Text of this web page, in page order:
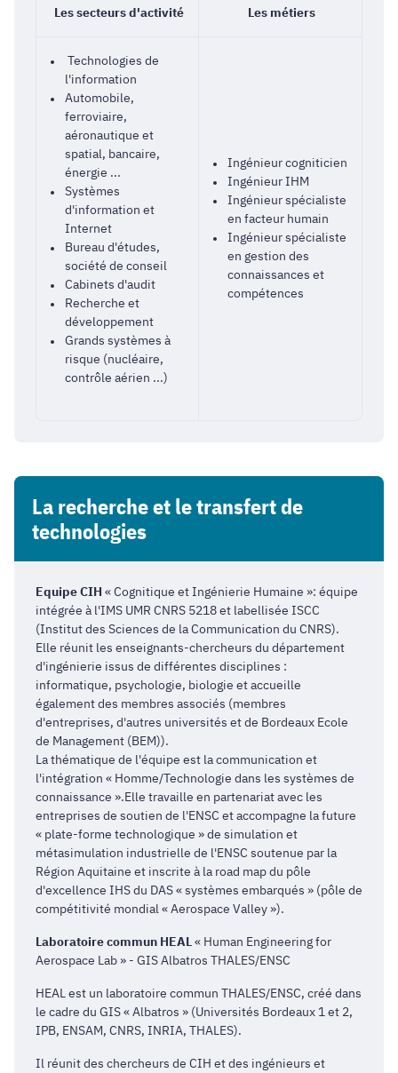
Les secteurs d'activité Les métiers
Technologies de
l'information
Automobile,
ferroviaire,
aéronautique et
spatial, bancaire,
énergie ...
Systèmes
d'information et
Internet
Bureau d'études,
société de conseil
Cabinets d'audit
Recherche et
développement
Grands systèmes à
risque (nucléaire,
contrôle aérien ...)
Ingénieur cogniticien
Ingénieur IHM
Ingénieur spécialiste
en facteur humain
Ingénieur spécialiste
en gestion des
connaissances et
compétences
La recherche et le transfert de
technologies
Equipe CIH « Cognitique et Ingénierie Humaine »: équipe
intégrée à l'IMS UMR CNRS 5218 et labellisée ISCC
(Institut des Sciences de la Communication du CNRS).
Elle réunit les enseignants-chercheurs du département
d'ingénierie issus de différentes disciplines :
informatique, psychologie, biologie et accueille
également des membres associés (membres
d'entreprises, d'autres universités et de Bordeaux Ecole
de Management (BEM)).
La thématique de l'équipe est la communication et
l'intégration « Homme/Technologie dans les systèmes de
connaissance ».Elle travaille en partenariat avec les
entreprises de soutien de l'ENSC et accompagne la future
« plate-forme technologique » de simulation et
métasimulation industrielle de l'ENSC soutenue par la
Région Aquitaine et inscrite à la road map du pôle
d'excellence IHS du DAS « systèmes embarqués » (pôle de
compétitivité mondial « Aerospace Valley »).
Laboratoire commun HEAL« Human Engineering for
Aerospace Lab » - GIS Albatros THALES/ENSC
HEAL est un laboratoire commun THALES/ENSC, créé dans
le cadre du GIS « Albatros » (Universités Bordeaux 1 et 2,
IPB, ENSAM, CNRS, INRIA, THALES).
Il réunit des chercheurs de CIH et des ingénieurs et